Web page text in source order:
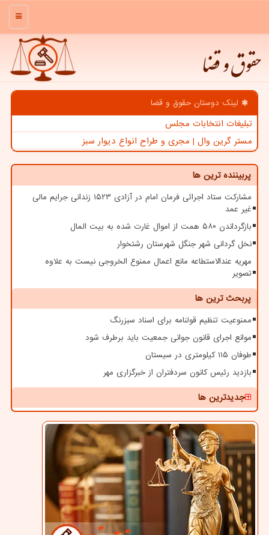
منو
حقوق و قضا
لینک دوستان حقوق و قضا
تبلیغات انتخابات مجلس
مستر گرین وال | مجری و طراح انواع دیوار سبز
پربیننده ترین ها
مشارکت ستاد اجرائی فرمان امام در آزادی ۱۵۲۳ زندانی جرایم مالی
غیر عمد
بازگرداندن ۵۸۰ همت از اموال غارت شده به بیت المال
نخل گردانی شهر جنگل شهرستان رشتخوار
مهریه عندالاستطاعه مانع اعمال ممنوع الخروجی نیست به علاوه
تصویر
پربحث ترین ها
ممنوعیت تنظیم قولنامه برای اسناد سبزرنگ
موانع اجرای قانون جوانی جمعیت باید برطرف شود
طوفان ۱۱۵ کیلومتری در سیستان
بازدید رئیس کانون سردفتران از خبرگزاری مهر
جدیدترین ها